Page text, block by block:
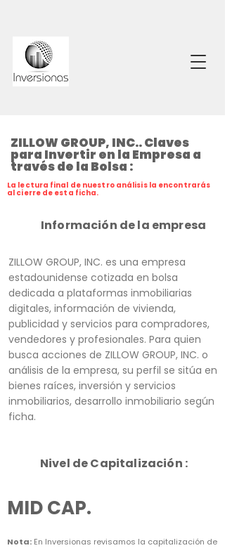
ZILLOW GROUP, INC.. Claves
para Invertir en la Empresa a
través de la Bolsa :
La lectura final de nuestro análisis la encontrarás
al cierre de esta ficha.
Información de la empresa
ZILLOW GROUP, INC. es una empresa
estadounidense cotizada en bolsa
dedicada a plataformas inmobiliarias
digitales, información de vivienda,
publicidad y servicios para compradores,
vendedores y profesionales. Para quien
busca acciones de ZILLOW GROUP, INC. o
análisis de la empresa, su perfil se sitúa en
bienes raíces, inversión y servicios
inmobiliarios, desarrollo inmobiliario según
ficha.
Nivel de Capitalización :
MID CAP.
Nota: En Inversionas revisamos la capitalización de